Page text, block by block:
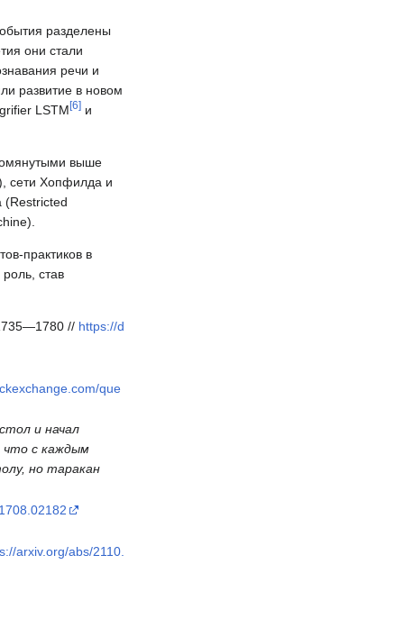
разделены
они стали
речи и
развитие в новом
LSTM [6] и
выше
сети Хопфилда и
(Restricted
практиков в
став
// https://d
que
и начал
что с каждым
но таракан
arxiv.org/abs/2110.